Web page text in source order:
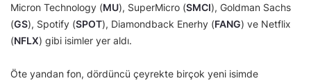
Micron Technology (MU), SuperMicro (SMCI), Goldman Sachs
(GS), Spotify (SPOT), Diamondback Enerhy (FANG) ve Netflix
(NFLX) gibi isimler yer aldı.
Öte yandan fon, dördüncü çeyrekte birçok yeni isimde